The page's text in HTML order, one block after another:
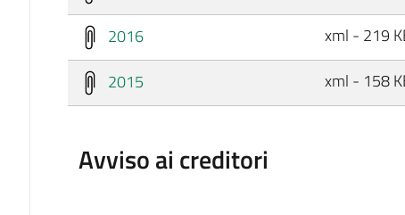
2016
xml - 219
2015
xml - 158
Avviso ai creditori